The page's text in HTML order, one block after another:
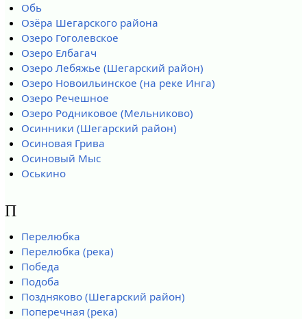
Обь
Озёра Шегарского района
Озеро Гоголевское
Озеро Елбагач
Озеро Лебяжье (Шегарский район)
Озеро Новоильинское (на реке Инга)
Озеро Речешное
Озеро Родниковое (Мельниково)
Осинники (Шегарский район)
Осиновая Грива
Осиновый Мыс
Оськино
П
Перелюбка
Перелюбка (река)
Победа
Подоба
Поздняково (Шегарский район)
Поперечная (река)